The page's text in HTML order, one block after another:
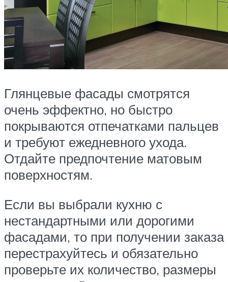
Глянцевые фасады смотрятся
очень эффектно, но быстро
покрываются отпечатками пальцев
и требуют ежедневного ухода.
Отдайте предпочтение матовым
поверхностям.
Если вы выбрали кухню с
нестандартными или дорогими
фасадами, то при получении заказа
перестрахуйтесь и обязательно
проверьте их количество, размеры